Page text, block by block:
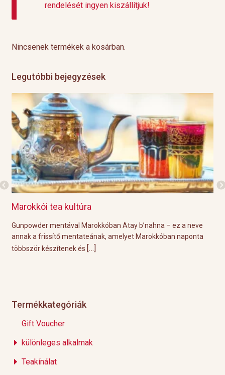
rendelését ingyen kiszállítjuk!
Nincsenek termékek a kosárban.
Legutóbbi bejegyzések
Marokkói tea kultúra
Gunpowder mentával Marokkóban Atay b’nahna – ez a neve
annak a frissítő mentateának, amelyet Marokkóban naponta
többször készítenek és […]
Termékkategóriák
Gift Voucher
különleges alkalmak
Teakínálat